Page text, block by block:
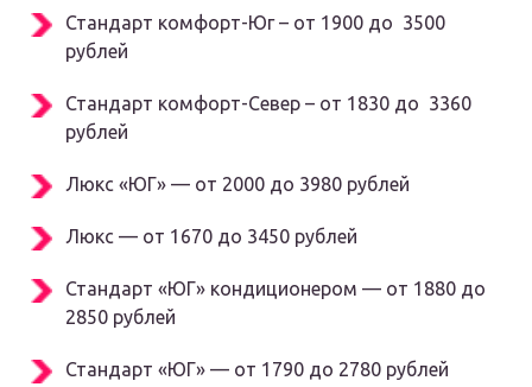
Стандарт комфорт-Юг – от 1900 до 3500
рублей
Стандарт комфорт-Север – от 1830 до 3360
рублей
Люкс «ЮГ» — от 2000 до 3980 рублей
Люкс — от 1670 до 3450 рублей
Стандарт «ЮГ» кондиционером — от 1880 до
2850 рублей
Стандарт «ЮГ» — от 1790 до 2780 рублей